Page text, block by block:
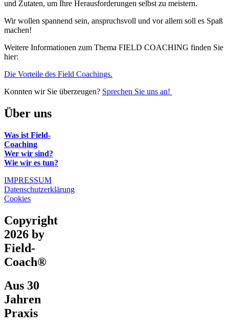
und Zutaten, um Ihre Herausforderungen selbst zu meistern.
Wir wollen spannend sein, anspruchsvoll und vor allem soll es Spaß
machen!
Weitere Informationen zum Thema FIELD COACHING finden Sie
hier:
Die Vorteile des Field Coachings.
Konnten wir Sie überzeugen? Sprechen Sie uns an!
Über uns
Was ist Field-
Coaching
Wer wir sind?
Wie wir es tun?
IMPRESSUM
Datenschutzerklärung
Cookies
Copyright
2026 by
Field-
Coach®
Aus 30
Jahren
Praxis